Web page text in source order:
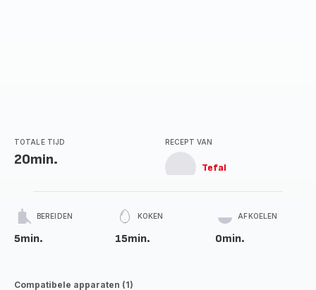
TOTALE TIJD
20min.
RECEPT VAN
Tefal
BEREIDEN
5min.
KOKEN
15min.
AFKOELEN
0min.
Compatibele apparaten (1)